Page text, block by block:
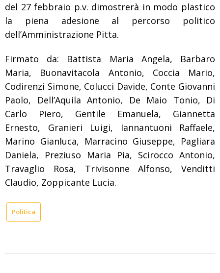
del 27 febbraio p.v. dimostrerà in modo plastico
la piena adesione al percorso politico
dell’Amministrazione Pitta.
Firmato da: Battista Maria Angela, Barbaro
Maria, Buonavitacola Antonio, Coccia Mario,
Codirenzi Simone, Colucci Davide, Conte Giovanni
Paolo, Dell’Aquila Antonio, De Maio Tonio, Di
Carlo Piero, Gentile Emanuela, Giannetta
Ernesto, Granieri Luigi, Iannantuoni Raffaele,
Marino Gianluca, Marracino Giuseppe, Pagliara
Daniela, Preziuso Maria Pia, Scirocco Antonio,
Travaglio Rosa, Trivisonne Alfonso, Venditti
Claudio, Zoppicante Lucia.
Politica